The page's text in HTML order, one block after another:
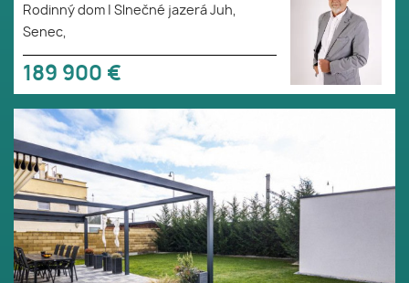
Rodinný dom
Slnečné jazerá Juh,
Senec,
189 900 €
NOVÁ CENA - SENEC SLNEČNÉ
JAZERÁ JUH – NA PREDAJ –
novostavba rekreačný dom –
chata PRE NÁROČNÝCH aj na
trvalé bývanie